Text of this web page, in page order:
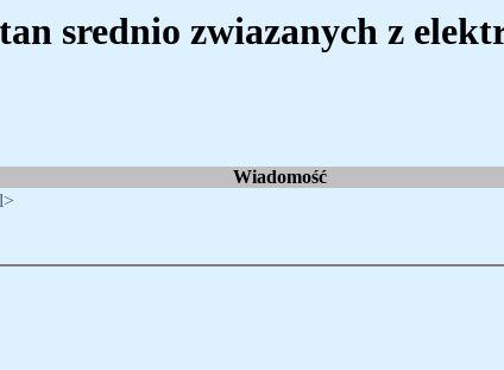
srednio zwiazanych z
Wiadomość